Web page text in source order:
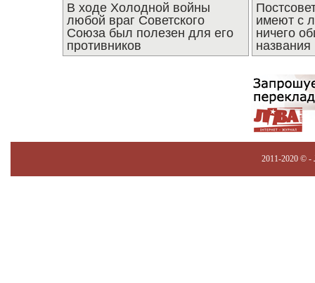
В ходе Холодной войны
любой враг Советского
Союза был полезен для его
противников
имеют с
ничего
названия
2011-2020 © -